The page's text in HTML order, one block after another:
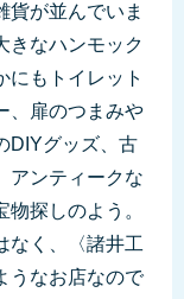
貨が並んでいま
きなハンモック
にもトイレット
、扉のつまみや
DIYグッズ、古
アンティークな
探しのよう。
なく、〈諸井工
うなお店なので